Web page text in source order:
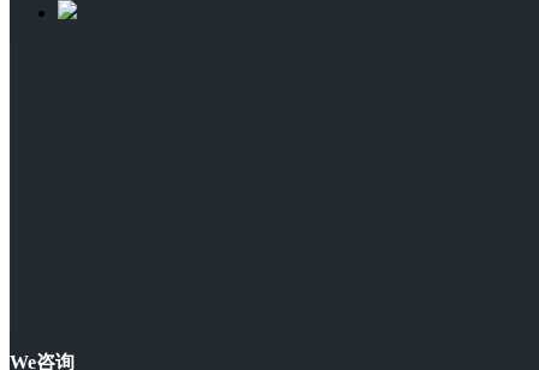
We咨询